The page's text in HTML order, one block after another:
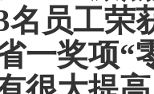
名员工荣
一奖项“